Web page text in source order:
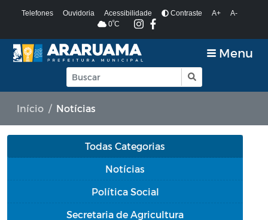
Telefones Ouvidoria Acessibilidade Contraste A+
A-
0ºC
Menu
Início Notícias
Todas Categorias
Notícias
Política Social
Secretaria de Agricultura